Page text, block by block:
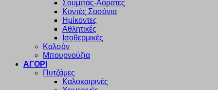
Σουμπάς-Αόρατες
Κοντές Σοσόνια
Ημίκοντες
Αθλητικές
Ισοθερμικές
Καλσόν
Μπουρνούζια
ΑΓΟΡΙ
Πυτζάμες
Καλοκαιρινές